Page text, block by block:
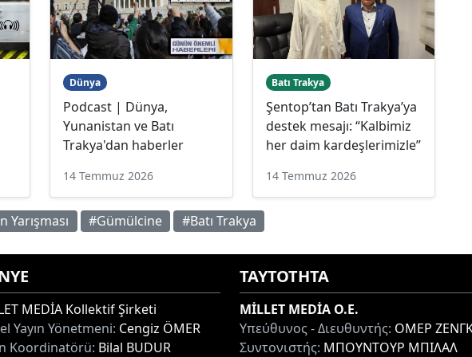
Dünya
Podcast | Dünya,
Yunanistan ve Batı
Trakya'dan haberler
14 Temmuz 2026
Batı Trakya
Şentop’tan Batı Trakya’ya
destek mesajı: “Kalbimiz
her daim kardeşlerimizle”
14 Temmuz 2026
#Gümülcine #Batı Trakya
MEDİA Kollektif Şirketi
Yayın Yönetmeni: Cengiz ÖMER
Koordinatörü: Bilal BUDUR
ΤΑΥΤΟΤΗΤΑ
MİLLET MEDİA O.E.
Υπεύθυνος - Διευθυντής: ΟΜΕΡ
Συντονιστής: ΜΠΟΥΝΤΟΥΡ ΜΠΙΛΑΛ